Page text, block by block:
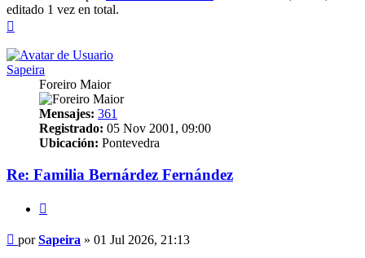
editado 1 vez en total.
Sapeira
Foreiro Maior
Mensajes: 361
Registrado: 05 Nov 2001, 09:00
Ubicación: Pontevedra
Re: Familia Bernárdez Fernández
Mensaje
porSapeira » 01 Jul 2026, 21:13